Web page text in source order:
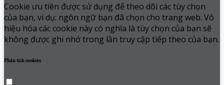
Cookie ưu tiên được sử dụng để theo dõi các tùy chọn
của bạn, ví dụ: ngôn ngữ bạn đã chọn cho trang web. Vô
hiệu hóa các cookie này có nghĩa là tùy chọn của bạn sẽ
không được ghi nhớ trong lần truy cập tiếp theo của bạn.
Phân tích cookies